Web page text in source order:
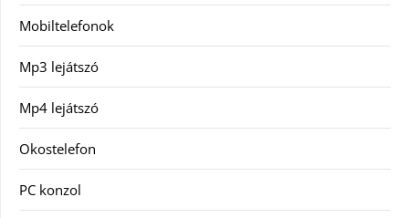
Mobiltelefonok
Mp3 lejátszó
Mp4 lejátszó
Okostelefon
PC konzol